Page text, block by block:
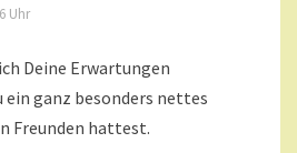
Uhr
Deine Erwartungen
ganz besonders nettes
Freunden hattest.